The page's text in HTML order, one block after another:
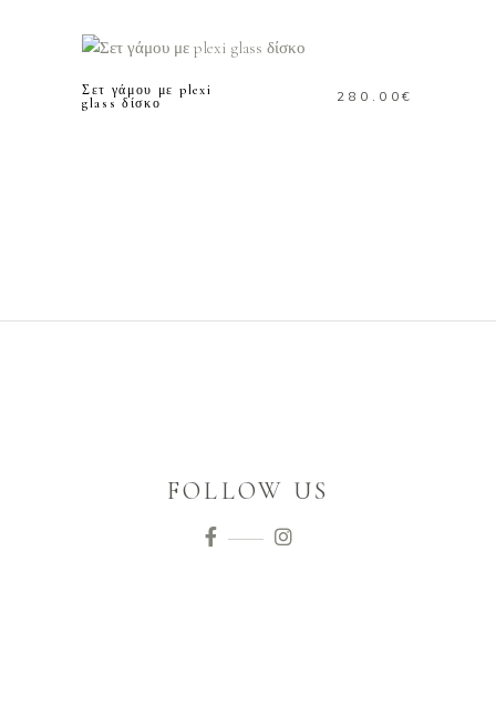
Σετ γάμου με plexi
glass δίσκο
280.00€
FOLLOW US